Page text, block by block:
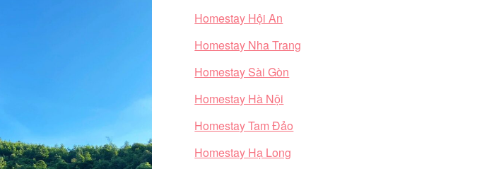
Homestay Hội An
Homestay Nha Trang
Homestay Sài Gòn
Homestay Hà Nội
Homestay Tam Đảo
Homestay Hạ Long